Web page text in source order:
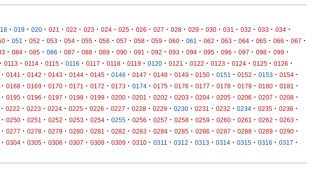
· 019 · 020 · 021 · 022 · 023 · 024 · 025 · 026 · 027 · 028 · 029 · 030 · 031 · 032 · 033 · 034 ·
· 051 · 052 · 053 · 054 · 055 · 056 · 057 · 058 · 059 · 060 · 061 · 062 · 063 · 064 · 065 · 066 · 067 ·
· 084 · 085 · 086 · 087 · 088 · 089 · 090 · 091 · 092 · 093 · 094 · 095 · 096 · 097 · 098 · 099 ·
· 0113 · 0114 · 0115 · 0116 · 0117 · 0118 · 0119 · 0120 · 0121 · 0122 · 0123 · 0124 · 0125 · 0126 ·
· 0141 · 0142 · 0143 · 0144 · 0145 · 0146 · 0147 · 0148 · 0149 · 0150 · 0151 · 0152 · 0153 · 0154 ·
· 0168 · 0169 · 0170 · 0171 · 0172 · 0173 · 0174 · 0175 · 0176 · 0177 · 0178 · 0179 · 0180 · 0181 ·
· 0195 · 0196 · 0197 · 0198 · 0199 · 0200 · 0201 · 0202 · 0203 · 0204 · 0205 · 0206 · 0207 · 0208 ·
· 0222 · 0223 · 0224 · 0225 · 0226 · 0227 · 0228 · 0229 · 0230 · 0231 · 0232 · 0234 · 0235 · 0236 ·
· 0250 · 0251 · 0252 · 0253 · 0254 · 0255 · 0256 · 0257 · 0258 · 0259 · 0260 · 0261 · 0262 · 0263 ·
· 0277 · 0278 · 0279 · 0280 · 0281 · 0282 · 0283 · 0284 · 0285 · 0286 · 0287 · 0288 · 0289 · 0290 ·
· 0304 · 0305 · 0306 · 0307 · 0308 · 0309 · 0310 · 0311 · 0312 · 0313 · 0314 · 0315 · 0316 · 0317 ·